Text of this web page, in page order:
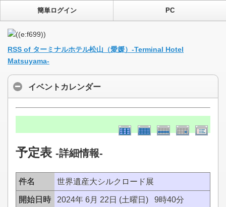
簡単ログイン PC
RSS of ターミナルホテル松山（愛媛）-Terminal Hotel
Matsuyama-
イベントカレンダー
予定表 -詳細情報-
件名 世界遺産大シルクロード展
開始日時 2024年 6月 22日 (土曜日) 9時40分